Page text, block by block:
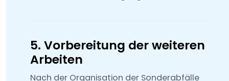
5. Vorbereitung der weiteren
Arbeiten
Nach der Organisation der Sonderabfälle